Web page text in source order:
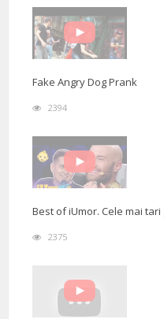
Fake Angry Dog Prank
2394
Best of iUmor. Cele mai
2375